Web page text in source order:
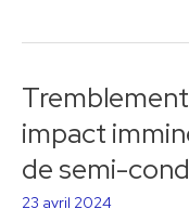
impact
de semi-
23 avril 2024
Tremblement
terre
à
: